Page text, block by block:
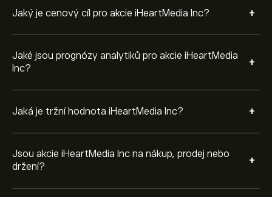
Jaký je cenový cíl pro akcie iHeartMedia Inc? +
Jaké jsou prognózy analytiků pro akcie iHeartMedia
Inc?
+
Jaká je tržní hodnota iHeartMedia Inc? +
Jsou akcie iHeartMedia Inc na nákup, prodej nebo
držení?
+